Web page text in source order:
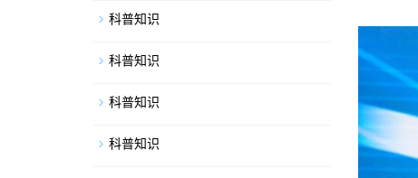
科普知识
科普知识
科普知识
科普知识